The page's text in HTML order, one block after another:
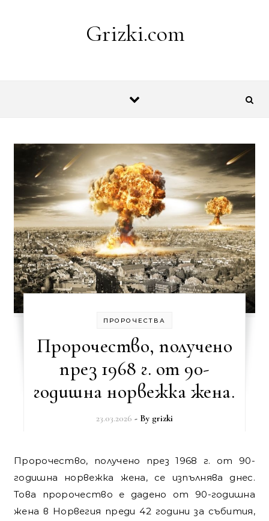
Grizki.com
ПРОРОЧЕСТВА
Пророчество, получено
през 1968 г. от 90-
годишна норвежка жена.
23.03.2026 - By grizki
Пророчество, получено през 1968 г. от 90-
годишна норвежка жена, се изпълнява днес.
Това пророчество е дадено от 90-годишна
жена в Норвегия преди 42 години за събития,